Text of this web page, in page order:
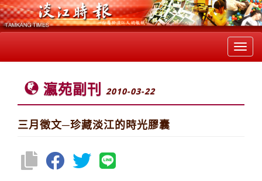
瀛苑副刊 2010-03-22
三月徵文─珍藏淡江的時光膠囊